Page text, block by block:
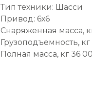
Тип техники: Шасси
Привод: 6х6
Снаряженная масса,
Грузоподъемность,
Полная масса, кг 36